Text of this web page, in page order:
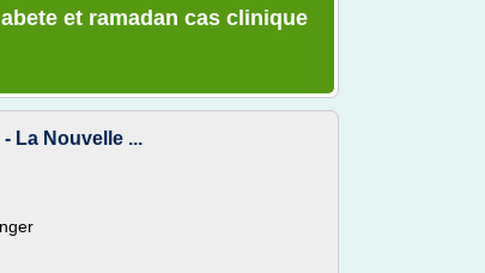
et ramadan cas clinique
La Nouvelle ...